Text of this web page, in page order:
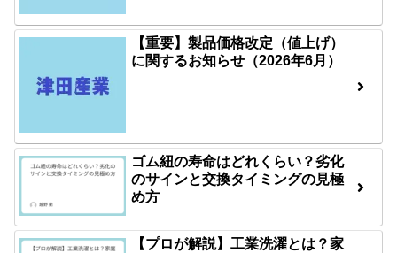
【重要】製品価格改定（値上げ）
に関するお知らせ（2026年6月）
ゴム紐の寿命はどれくらい？劣化
のサインと交換タイミングの見極
め方
【プロが解説】工業洗濯とは？家